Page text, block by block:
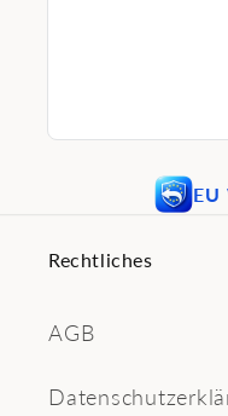
Rechtliches
AGB